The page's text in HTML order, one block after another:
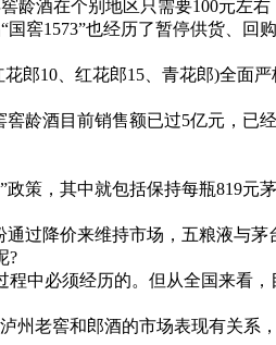
酒在个别地区只需要100元左右
窖1573”也经历了暂停供货、回购
10、红花郎15、青花郎)全面
酒目前销售额已过5亿元，已经
，其中就包括保持每瓶819元
降价来维持市场，五粮液与茅
?
中必须经历的。但从全国来看，
老窖和郎酒的市场表现有关系